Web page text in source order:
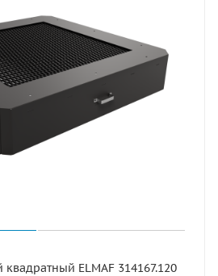
квадратный ELMAF 314167.120